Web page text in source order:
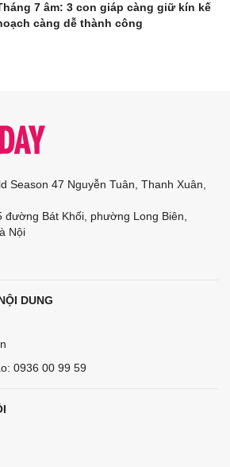
7 âm: 3 con giáp càng giữ kín kế
càng dễ thành công
Season 47 Nguyễn Tuân, Thanh Xuân,
đường Bát Khối, phường Long Biên,
Nội
DUNG
0936 00 99 59